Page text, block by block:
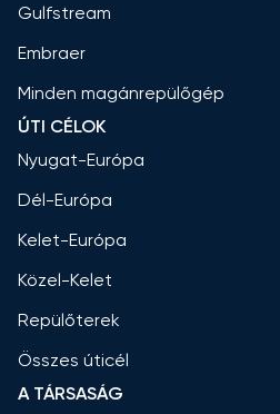
Gulfstream
Embraer
Minden magánrepülőgép
ÚTI CÉLOK
Nyugat-Európa
Dél-Európa
Kelet-Európa
Közel-Kelet
Repülőterek
Összes úticél
A TÁRSASÁG